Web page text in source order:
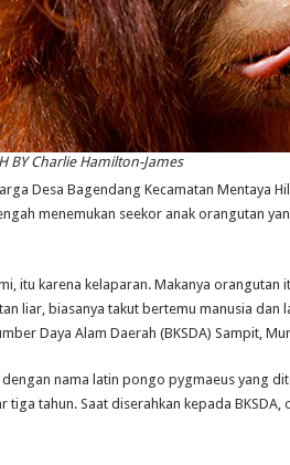
BY Charlie Hamilton-James
Desa Bagendang Kecamatan Mentaya
menemukan seekor anak orangutan
itu karena kelaparan. Makanya
liar, biasanya takut bertemu manusia dan
Daya Alam Daerah (BKSDA) Sampit,
nama latin pongo pygmaeus yang
tiga tahun. Saat diserahkan kepada